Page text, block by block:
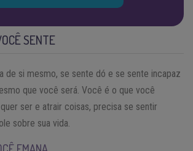
SENTE
de si mesmo, se sente dó e se sente incapaz
que você será. Você é o que você
ser e atrair coisas, precisa se sentir
sobre sua vida.